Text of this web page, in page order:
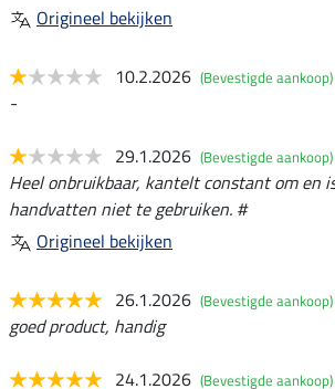
Origineel bekijken
10.2.2026 (Bevestigde aankoop)
-
29.1.2026 (Bevestigde aankoop)
Heel onbruikbaar, kantelt constant om en
handvatten niet te gebruiken. #
Origineel bekijken
26.1.2026 (Bevestigde aankoop)
goed product, handig
24.1.2026 (Bevestigde aankoop)